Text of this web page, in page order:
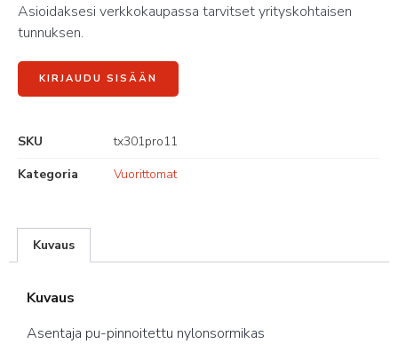
Asioidaksesi verkkokaupassa tarvitset yrityskohtaisen
tunnuksen.
KIRJAUDU SISÄÄN
SKU
tx301pro11
Kategoria
Vuorittomat
Kuvaus
Kuvaus
Asentaja pu-pinnoitettu nylonsormikas